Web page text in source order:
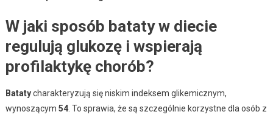
W jaki sposób bataty w diecie
regulują glukozę i wspierają
profilaktykę chorób?
Batatycharakteryzują się niskim indeksem glikemicznym,
wynoszącym 54. To sprawia, że są szczególnie korzystne dla osób z